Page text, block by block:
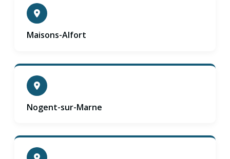
Maisons-Alfort
Nogent-sur-Marne